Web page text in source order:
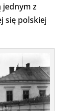
jednym z
się polskiej